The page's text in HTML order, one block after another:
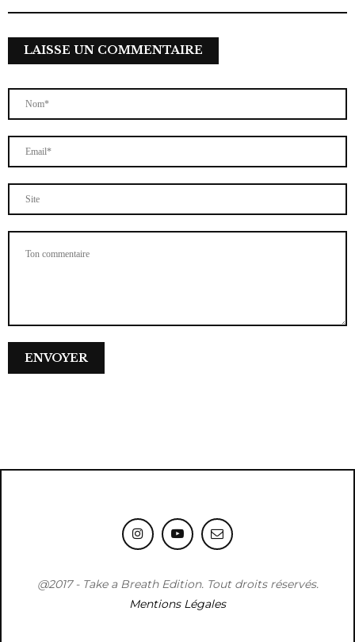
LAISSE UN COMMENTAIRE
@2017 - Take a Breath Edition. Tout droits réservés.
Mentions Légales